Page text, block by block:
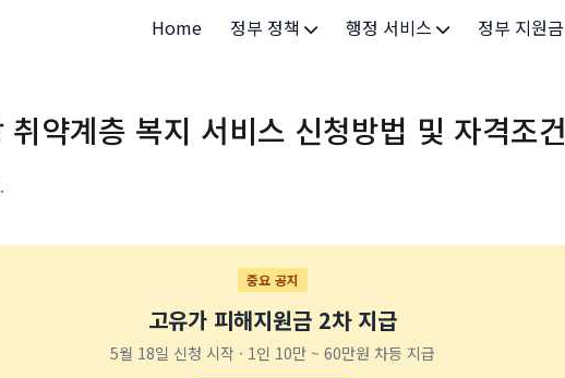
Home 정부 정책
정부 정책
행정 서비스
보조금24
세무/납부
기타 서비스
정부 지원금
소상공인
취약계층 복지 서비스 신청방법 및 자격조건
중요 공지
고유가 피해지원금 2차 지급
5월 18일 신청 시작 · 1인 10만 ~ 60만원 차등 지급